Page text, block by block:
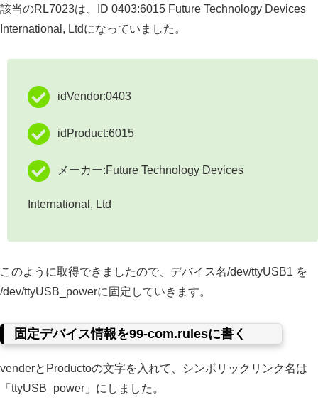
該当のRL7023は、ID 0403:6015 Future Technology Devices
International, Ltdになっていました。
idVendor:0403
idProduct:6015
メーカー:Future Technology Devices
International, Ltd
このように取得できましたので、デバイス名/dev/ttyUSB1 を
/dev/ttyUSB_powerに固定していきます。
固定デバイス情報を99-com.rulesに書く
venderとProductoの文字を入れて、シンボリックリンク名は
「ttyUSB_power」にしました。